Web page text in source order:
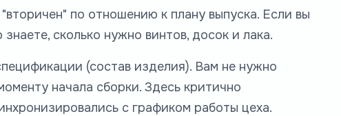
по отношению к плану выпуска. Если вы
сколько нужно винтов, досок и лака.
(состав изделия). Вам не нужно
начала сборки. Здесь критично
с графиком работы цеха.